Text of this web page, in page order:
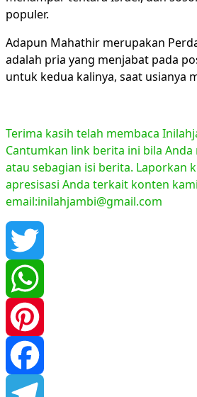
populer.
Adapun Mahathir merupakan
adalah pria yang menjabat pada
untuk kedua kalinya, saat usianya
Terima kasih telah membaca
Cantumkan link berita ini bila
atau sebagian isi berita. Laporkan
apresisasi Anda terkait konten
email:inilahjambi@gmail.com
Twitter
WhatsApp
Pinterest
Facebook